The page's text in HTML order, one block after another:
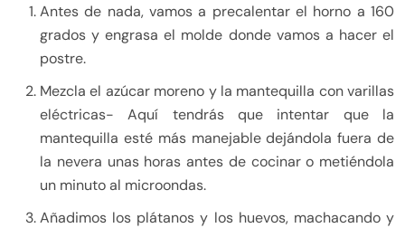
Antes de nada, vamos a precalentar el horno a 160
grados y engrasa el molde donde vamos a hacer el
postre.
Mezcla el azúcar moreno y la mantequilla con varillas
eléctricas- Aquí tendrás que intentar que la
mantequilla esté más manejable dejándola fuera de
la nevera unas horas antes de cocinar o metiéndola
un minuto al microondas.
Añadimos los plátanos y los huevos, machacando y